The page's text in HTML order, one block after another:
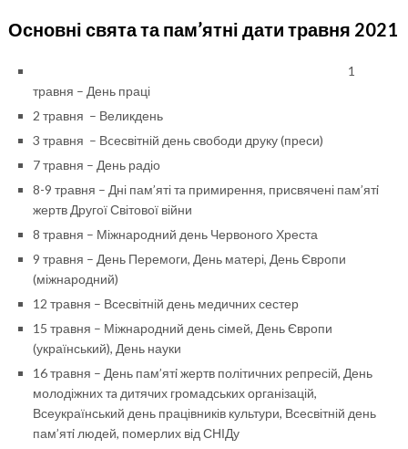
Основні свята та пам’ятні дати травня 2021
1
травня – День праці
2 травня – Великдень
3 травня – Вcесвітній день свободи друку (преси)
7 травня – День радіо
8-9 травня – Дні пам’яті тa примирення, присвячені пам’ятi
жертв Другої Світової війни
8 травня – Міжнародний день Червоного Хреста
9 травня – День Перемоги, День матері, День Європи
(міжнародний)
12 травня – Всесвітній день медичних сестер
15 травня – Міжнародний день сімей, День Європи
(український), День науки
16 травня – День пам’ятi жертв політичних репресій, День
молодіжних тa дитячих громадських організацій,
Всеукраїнський день працівників культури, Всесвітній день
пам’ятi людей, померлих від СНІДу